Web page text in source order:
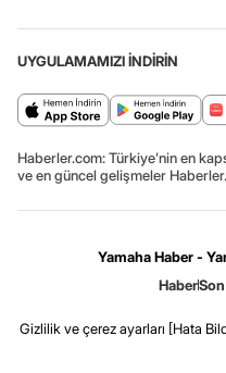
UYGULAMAMIZI İNDİRİN
Haberler.com: Türkiye’nin en
ve en güncel gelişmeler
Yamaha Haber -
Haber
Gizlilik ve çerez ayarları [Hata